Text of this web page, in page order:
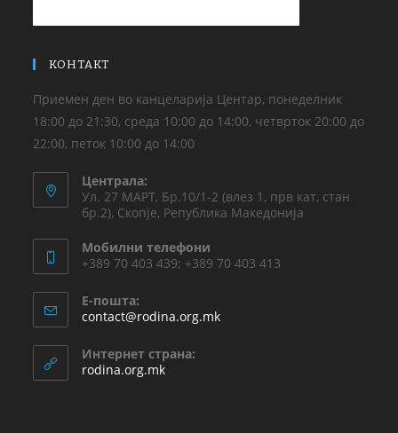
КОНТАКТ
Приемен ден во канцеларија Центар, понеделник
18:00 до 21:30, среда 10:00 до 14:00, четврток 20:00 до
22:00, петок 10:00 до 14:00
Централа:
Ул. 27 МАРТ, Бр.10/1-2 (влез 1, прв кат, стан
бр.2), Скопје, Република Македонија
Мобилни телефони
+389 70 403 439; +389 70 403 413
Е-пошта:
contact@rodina.org.mk
Интернет страна:
rodina.org.mk